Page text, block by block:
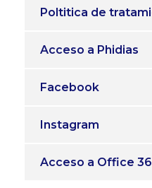
Poltitica de
Acceso a Phidias
Facebook
Instagram
Acceso a Office